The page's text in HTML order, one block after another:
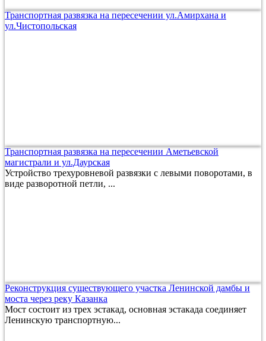
Транспортная развязка на пересечении ул.Амирхана и
ул.Чистопольская
Транспортная развязка на пересечении Аметьевской
магистрали и ул.Даурская
Устройство трехуровневой развязки с левыми поворотами, в
виде разворотной петли, ...
Реконструкция существующего участка Ленинской дамбы и
моста через реку Казанка
Мост состоит из трех эстакад, основная эстакада соединяет
Ленинскую транспортную...